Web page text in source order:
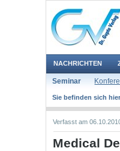
NACHRICHTEN
Seminar
Sie befinden sich
Verfasst am
Medical